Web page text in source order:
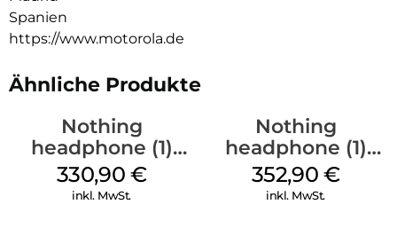
Spanien
https://www.motorola.de
Ähnliche Produkte
Nothing
headphone (1)
Schwarz
330,90 €
inkl. MwSt.
Nothing
headphone (1)
Weiß
352,90 €
inkl. MwSt.